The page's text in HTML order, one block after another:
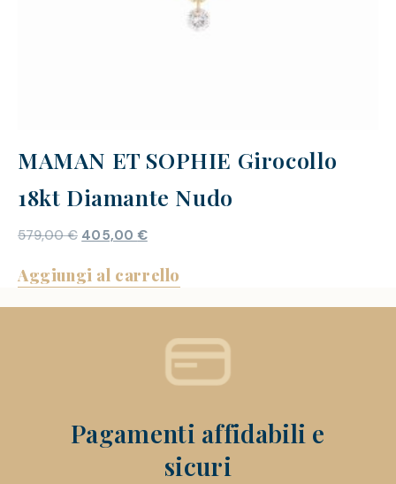
MAMAN ET SOPHIE Girocollo
18kt Diamante Nudo
579,00€ 405,00 €
Aggiungi al carrello
Pagamenti affidabili e
sicuri